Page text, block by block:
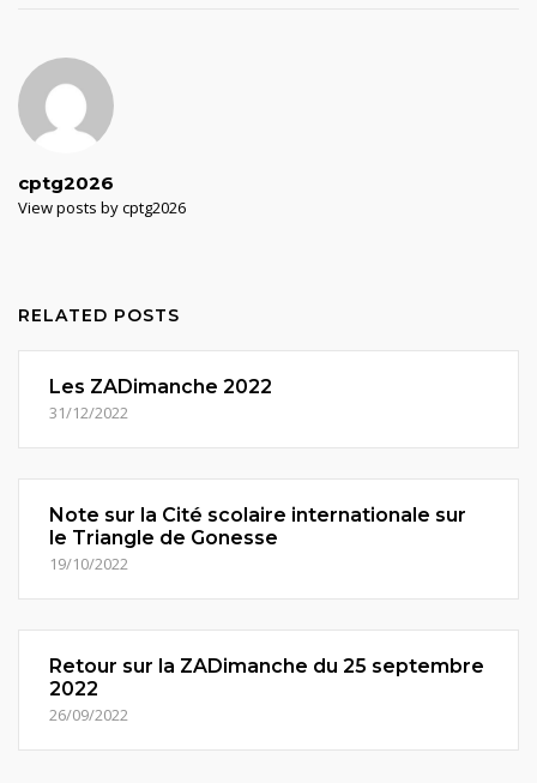
cptg2026
View posts by cptg2026
RELATED POSTS
Les ZADimanche 2022
31/12/2022
Note sur la Cité scolaire internationale sur
le Triangle de Gonesse
19/10/2022
Retour sur la ZADimanche du 25 septembre
2022
26/09/2022